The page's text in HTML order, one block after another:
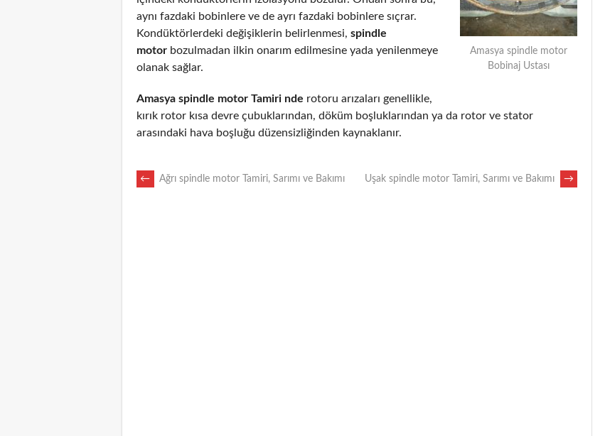
Amasya spindle motor
Bobinaj Ustası
aynı fazdaki bobinlere ve de ayrı fazdaki bobinlere sıçrar.
Kondüktörlerdeki değişiklerin belirlenmesi, spindle
motor bozulmadan ilkin onarım edilmesine yada yenilenmeye
olanak sağlar.
Amasya spindle motor Tamiri nde rotoru arızaları genellikle,
kırık rotor kısa devre çubuklarından, döküm boşluklarından ya da rotor ve stator
arasındaki hava boşluğu düzensizliğinden kaynaklanır.
POST
← Ağrı spindle motor Tamiri, Sarımı ve Bakımı Uşak spindle motor Tamiri, Sarımı ve Bakımı →